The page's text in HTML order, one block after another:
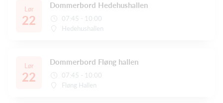
Lør
22
Dommerbord Hedehushallen
07:45 - 10:00
Hedehushallen
Lør
22
Dommerbord Fløng hallen
07:45 - 10:00
Fløng Hallen